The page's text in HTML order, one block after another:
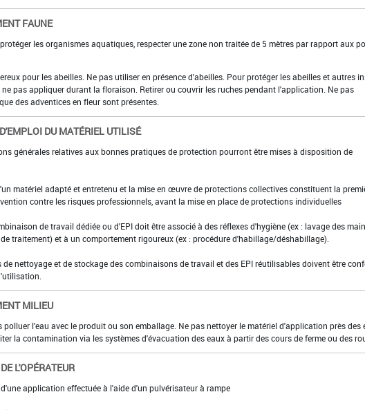
FAUNE
les organismes aquatiques, respecter une zone non traitée de 5 mètres par rapport aux
pour les abeilles. Ne pas utiliser en présence d'abeilles. Pour protéger les abeilles et autres
pas appliquer durant la floraison. Retirer ou couvrir les ruches pendant l'application. Ne pas
des adventices en fleur sont présentes.
DU MATÉRIEL UTILISÉ
générales relatives aux bonnes pratiques de protection pourront être mises à disposition de
matériel adapté et entretenu et la mise en œuvre de protections collectives constituent la
contre les risques professionnels, avant la mise en place de protections individuelles
de travail dédiée ou d'EPI doit être associé à des réflexes d'hygiène (ex : lavage des
traitement) et à un comportement rigoureux (ex : procédure d'habillage/déshabillage).
de nettoyage et de stockage des combinaisons de travail et des EPI réutilisables doivent être
MILIEU
polluer l'eau avec le produit ou son emballage. Ne pas nettoyer le matériel d'application près des
la contamination via les systèmes d'évacuation des eaux à partir des cours de ferme ou des
L'OPÉRATEUR
application effectuée à l'aide d'un pulvérisateur à rampe